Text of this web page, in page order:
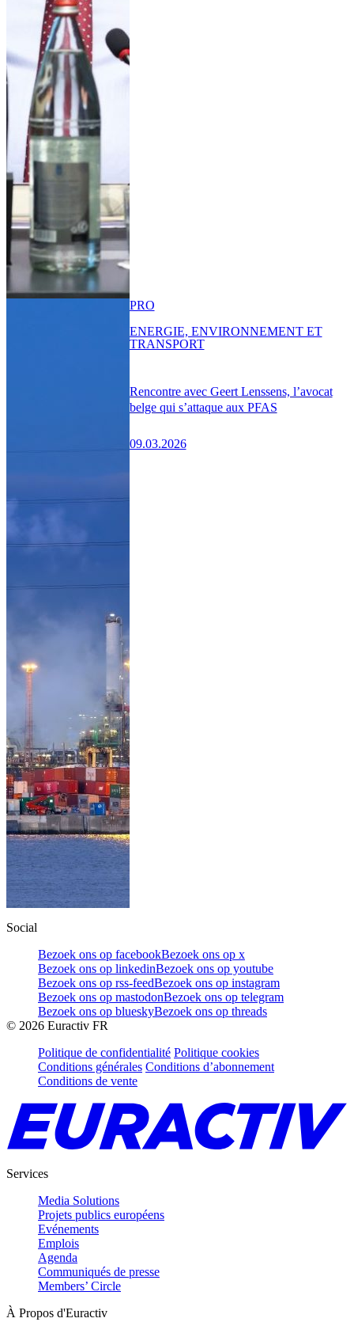
Rencontre avec Geert Lenssens, l’avocat
belge qui s’attaque aux PFAS
09.03.2026
PRO
ENERGIE, ENVIRONNEMENT ET
TRANSPORT
Social
Bezoek ons op facebookBezoek ons op x
Bezoek ons op linkedinBezoek ons op youtube
Bezoek ons op rss-feedBezoek ons op instagram
Bezoek ons op mastodonBezoek ons op telegram
Bezoek ons op blueskyBezoek ons op threads
© 2026 Euractiv FR
Politique de confidentialité Politique cookies
Conditions générales Conditions d’abonnement
Conditions de vente
Services
Media Solutions
Projets publics européens
Evénements
Emplois
Agenda
Communiqués de presse
Members’ Circle
À Propos d'Euractiv